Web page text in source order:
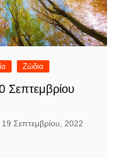
Ζώδια
Σεπτεμβρίου
19 Σεπτεμβρίου, 2022